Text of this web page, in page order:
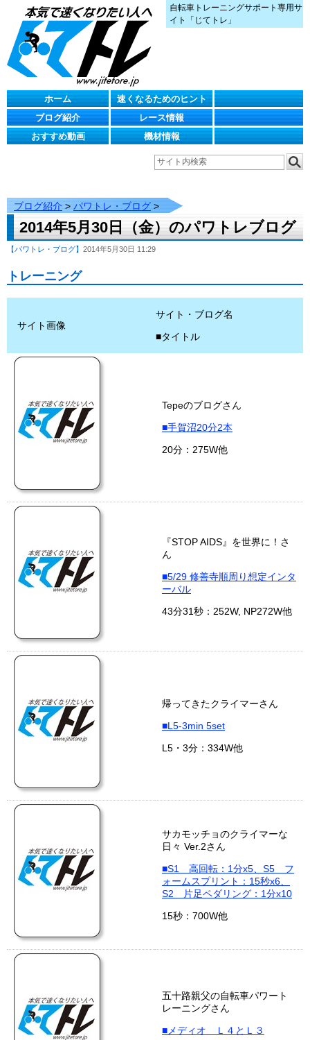
自転車トレーニングサポート専用サ
イト「じてトレ」
ホーム
速くなるためのヒント
ブログ紹介
レース情報
おすすめ動画
機材情報
ブログ紹介 > パワトレ・ブログ>
2014年5月30日（金）のパワトレブログ
【パワトレ・ブログ】 2014年5月30日 11:29
トレーニング
サイト画像
サイト・ブログ名
■タイトル
Tepeのブログさん
■手賀沼20分2本
20分：275W他
『STOP AIDS』を世界に！さ
ん
■5/29 修善寺順周り想定インタ
ーバル
43分31秒：252W, NP272W他
帰ってきたクライマーさん
■L5-3min 5set
L5・3分：334W他
サカモッチョのクライマーな
日々 Ver.2さん
■S1 高回転：1分x5、S5 フ
ォームスプリント：15秒x6、
S2 片足ペダリング：1分x10
15秒：700W他
五十路親父の自転車パワート
レーニングさん
■メディオ Ｌ４とＬ３